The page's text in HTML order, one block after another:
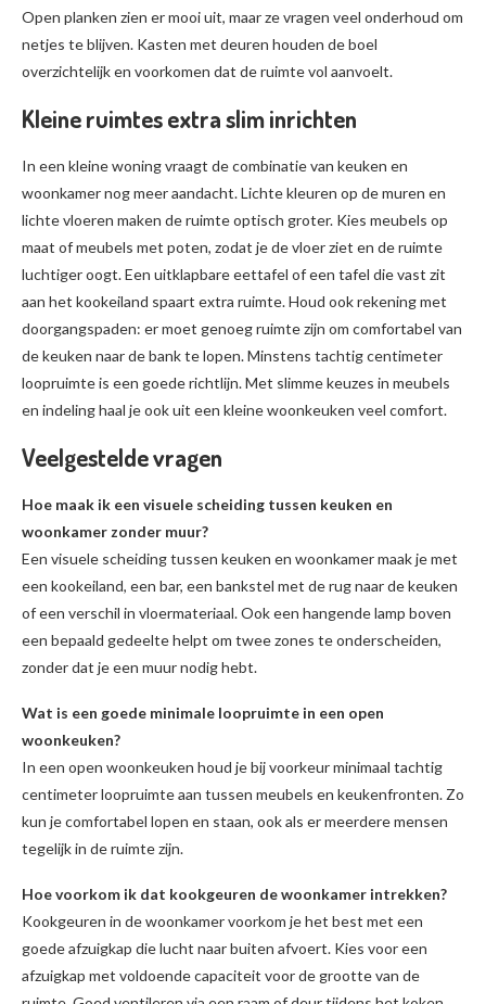
Open planken zien er mooi uit, maar ze vragen veel onderhoud om
netjes te blijven. Kasten met deuren houden de boel
overzichtelijk en voorkomen dat de ruimte vol aanvoelt.
Kleine ruimtes extra slim inrichten
In een kleine woning vraagt de combinatie van keuken en
woonkamer nog meer aandacht. Lichte kleuren op de muren en
lichte vloeren maken de ruimte optisch groter. Kies meubels op
maat of meubels met poten, zodat je de vloer ziet en de ruimte
luchtiger oogt. Een uitklapbare eettafel of een tafel die vast zit
aan het kookeiland spaart extra ruimte. Houd ook rekening met
doorgangspaden: er moet genoeg ruimte zijn om comfortabel van
de keuken naar de bank te lopen. Minstens tachtig centimeter
loopruimte is een goede richtlijn. Met slimme keuzes in meubels
en indeling haal je ook uit een kleine woonkeuken veel comfort.
Veelgestelde vragen
Hoe maak ik een visuele scheiding tussen keuken en
woonkamer zonder muur?
Een visuele scheiding tussen keuken en woonkamer maak je met
een kookeiland, een bar, een bankstel met de rug naar de keuken
of een verschil in vloermateriaal. Ook een hangende lamp boven
een bepaald gedeelte helpt om twee zones te onderscheiden,
zonder dat je een muur nodig hebt.
Wat is een goede minimale loopruimte in een open
woonkeuken?
In een open woonkeuken houd je bij voorkeur minimaal tachtig
centimeter loopruimte aan tussen meubels en keukenfronten. Zo
kun je comfortabel lopen en staan, ook als er meerdere mensen
tegelijk in de ruimte zijn.
Hoe voorkom ik dat kookgeuren de woonkamer intrekken?
Kookgeuren in de woonkamer voorkom je het best met een
goede afzuigkap die lucht naar buiten afvoert. Kies voor een
afzuigkap met voldoende capaciteit voor de grootte van de